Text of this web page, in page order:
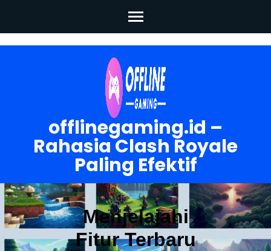
content
offlinegaming.id –
Rahasia Clash Royale
Paling Efektif
Menjelajahi
Fitur Terbaru